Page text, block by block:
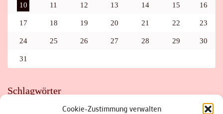
Cookie-Zustimmung verwalten
10 11 12 13 14 15 16
17 18 19 20 21 22 23
24 25 26 27 28 29 30
31
Schlagwörter